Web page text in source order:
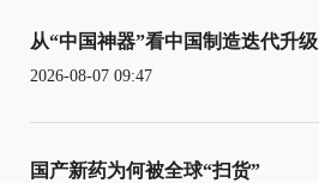
从“中国神器”看中国制造迭代升级
2026-08-07 09:47
国产新药为何被全球“扫货”